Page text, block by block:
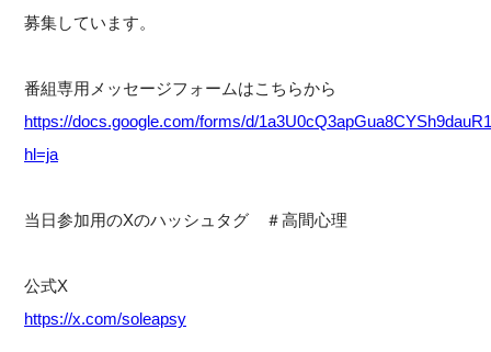
募集しています。
番組専用メッセージフォームはこちらから
https://docs.google.com/forms/d/
hl=ja
当日参加用のXのハッシュタグ ＃高間心理
公式X
https://x.com/soleapsy